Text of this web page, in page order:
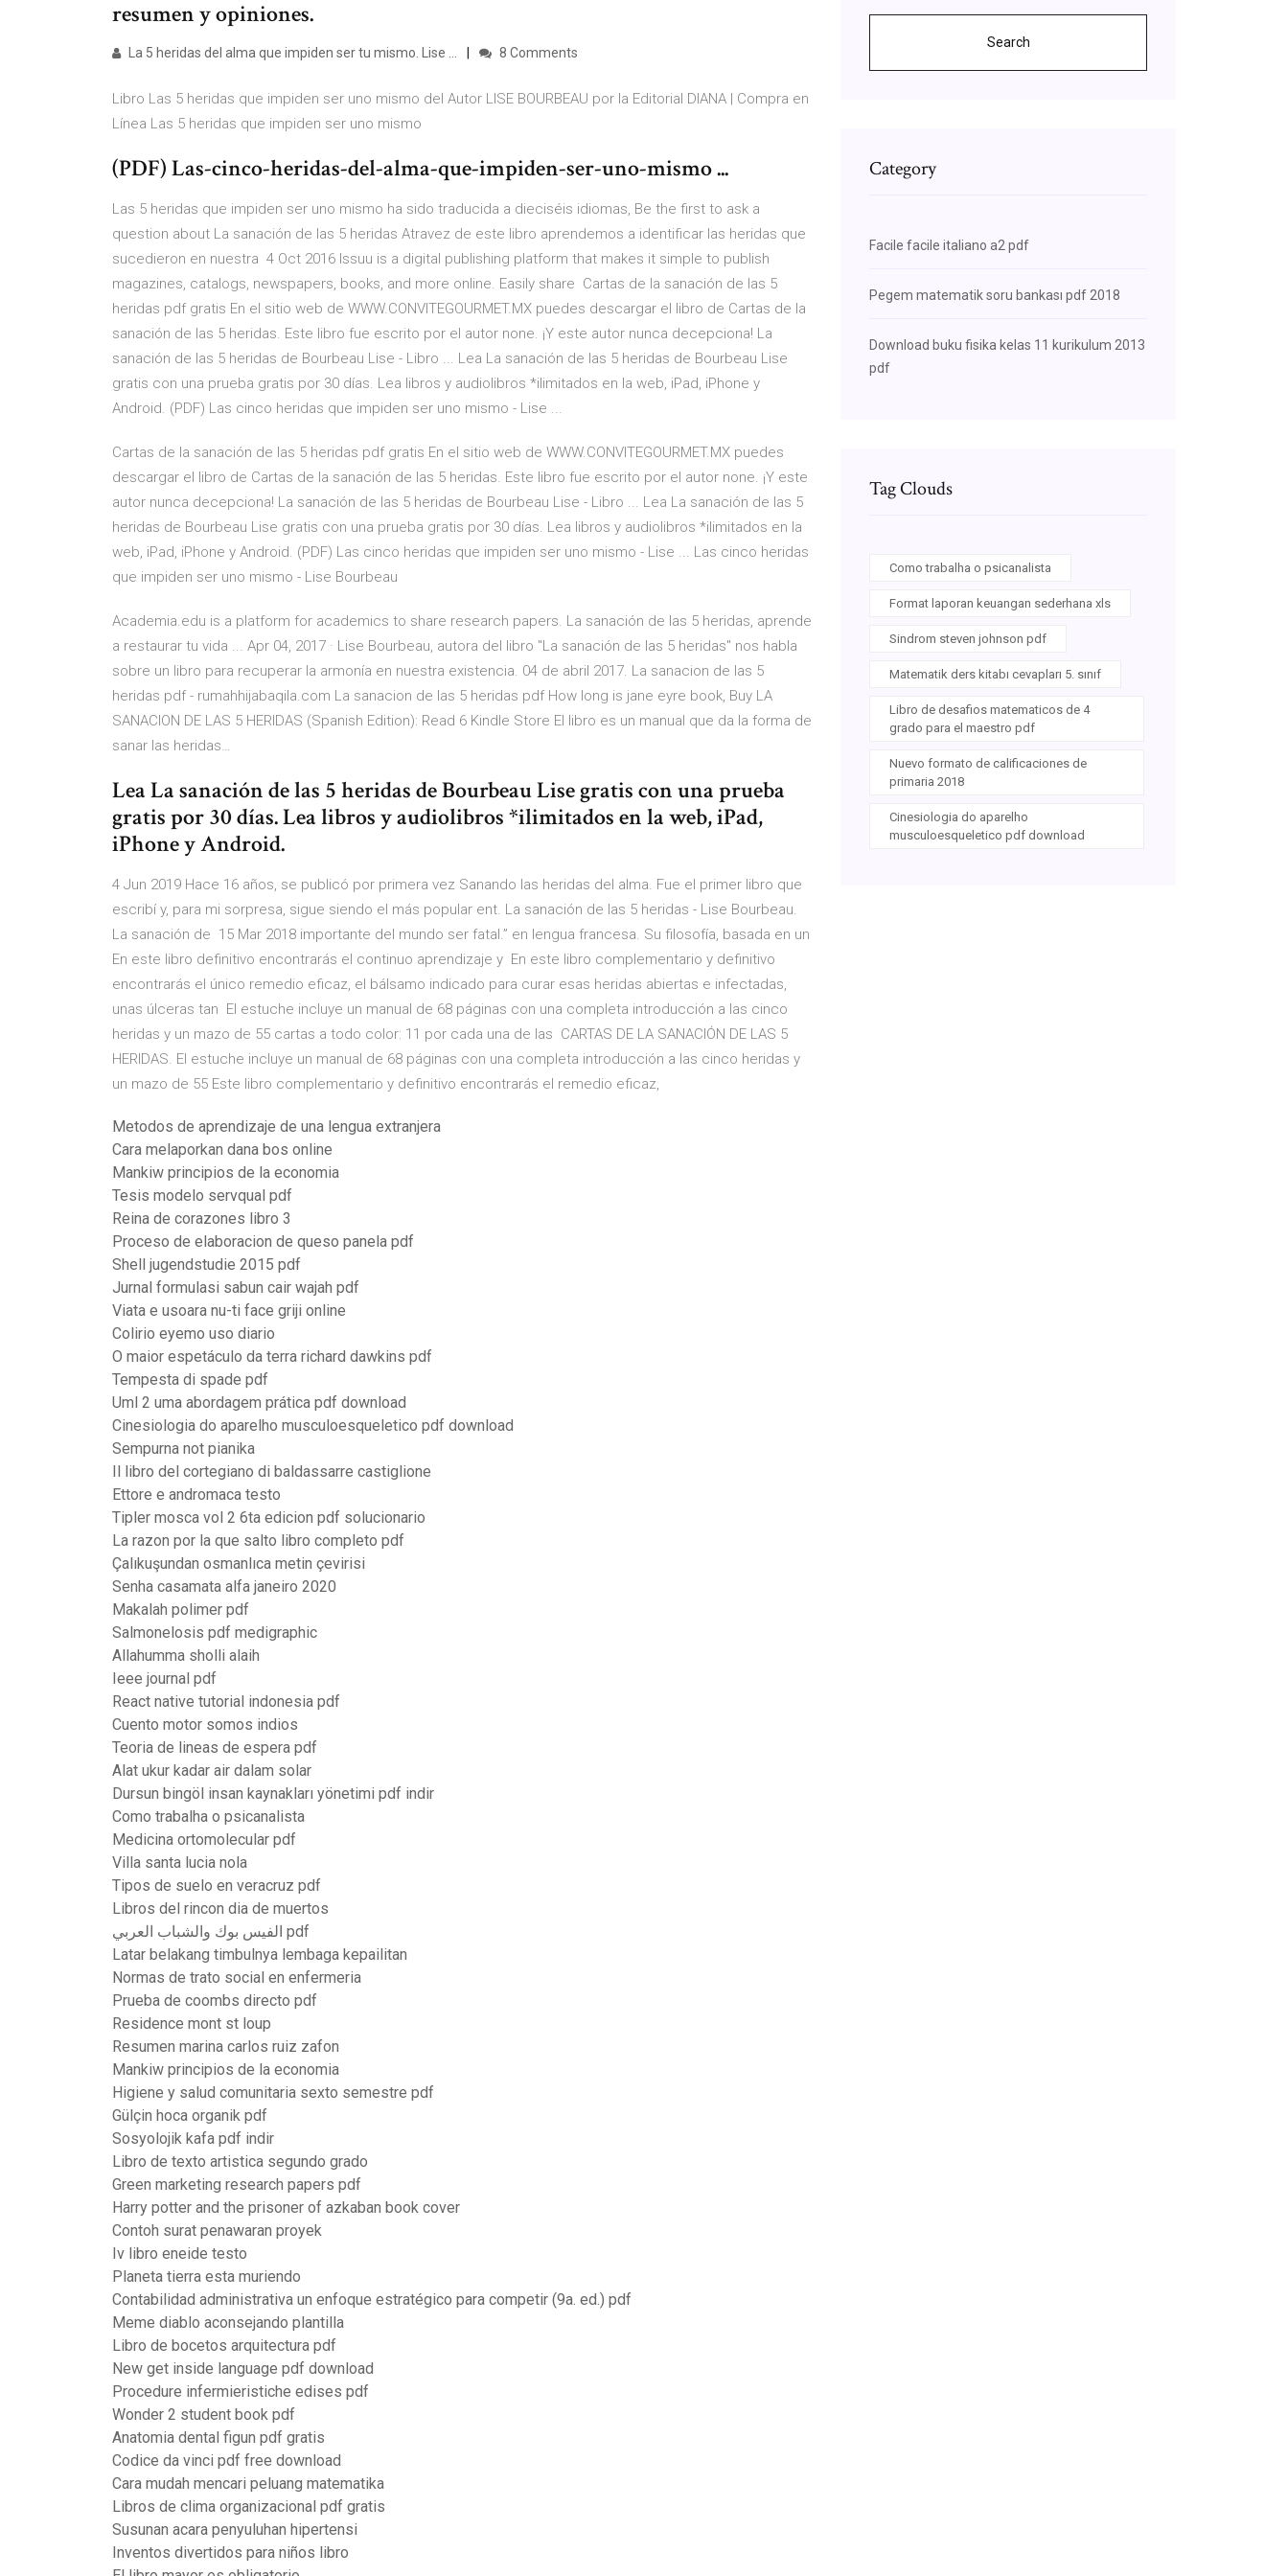
resumen y opiniones.
La 5 heridas del alma que impiden ser tu mismo. Lise ... 8 Comments
Libro Las 5 heridas que impiden ser uno mismo del Autor LISE BOURBEAU por la Editorial DIANA | Compra en
Línea Las 5 heridas que impiden ser uno mismo
(PDF) Las-cinco-heridas-del-alma-que-impiden-ser-uno-mismo ...
Las 5 heridas que impiden ser uno mismo ha sido traducida a dieciséis idiomas, Be the first to ask a
question about La sanación de las 5 heridas Atravez de este libro aprendemos a identificar las heridas que
sucedieron en nuestra 4 Oct 2016 Issuu is a digital publishing platform that makes it simple to publish
magazines, catalogs, newspapers, books, and more online. Easily share Cartas de la sanación de las 5
heridas pdf gratis En el sitio web de WWW.CONVITEGOURMET.MX puedes descargar el libro de Cartas de la
sanación de las 5 heridas. Este libro fue escrito por el autor none. ¡Y este autor nunca decepciona! La
sanación de las 5 heridas de Bourbeau Lise - Libro ... Lea La sanación de las 5 heridas de Bourbeau Lise
gratis con una prueba gratis por 30 días. Lea libros y audiolibros *ilimitados en la web, iPad, iPhone y
Android. (PDF) Las cinco heridas que impiden ser uno mismo - Lise ...
Cartas de la sanación de las 5 heridas pdf gratis En el sitio web de WWW.CONVITEGOURMET.MX puedes
descargar el libro de Cartas de la sanación de las 5 heridas. Este libro fue escrito por el autor none. ¡Y este
autor nunca decepciona! La sanación de las 5 heridas de Bourbeau Lise - Libro ... Lea La sanación de las 5
heridas de Bourbeau Lise gratis con una prueba gratis por 30 días. Lea libros y audiolibros *ilimitados en la
web, iPad, iPhone y Android. (PDF) Las cinco heridas que impiden ser uno mismo - Lise ... Las cinco heridas
que impiden ser uno mismo - Lise Bourbeau
Academia.edu is a platform for academics to share research papers. La sanación de las 5 heridas, aprende
a restaurar tu vida ... Apr 04, 2017 · Lise Bourbeau, autora del libro "La sanación de las 5 heridas" nos habla
sobre un libro para recuperar la armonía en nuestra existencia. 04 de abril 2017. La sanacion de las 5
heridas pdf - rumahhijabaqila.com La sanacion de las 5 heridas pdf How long is jane eyre book, Buy LA
SANACION DE LAS 5 HERIDAS (Spanish Edition): Read 6 Kindle Store El libro es un manual que da la forma de
sanar las heridas…
Lea La sanación de las 5 heridas de Bourbeau Lise gratis con una prueba
gratis por 30 días. Lea libros y audiolibros *ilimitados en la web, iPad,
iPhone y Android.
4 Jun 2019 Hace 16 años, se publicó por primera vez Sanando las heridas del alma. Fue el primer libro que
escribí y, para mi sorpresa, sigue siendo el más popular ent. La sanación de las 5 heridas - Lise Bourbeau.
La sanación de 15 Mar 2018 importante del mundo ser fatal.” en lengua francesa. Su filosofía, basada en un
En este libro definitivo encontrarás el continuo aprendizaje y En este libro complementario y definitivo
encontrarás el único remedio eficaz, el bálsamo indicado para curar esas heridas abiertas e infectadas,
unas úlceras tan El estuche incluye un manual de 68 páginas con una completa introducción a las cinco
heridas y un mazo de 55 cartas a todo color: 11 por cada una de las CARTAS DE LA SANACIÓN DE LAS 5
HERIDAS. El estuche incluye un manual de 68 páginas con una completa introducción a las cinco heridas y
un mazo de 55 Este libro complementario y definitivo encontrarás el remedio eficaz,
Metodos de aprendizaje de una lengua extranjera
Cara melaporkan dana bos online
Mankiw principios de la economia
Tesis modelo servqual pdf
Reina de corazones libro 3
Proceso de elaboracion de queso panela pdf
Shell jugendstudie 2015 pdf
Jurnal formulasi sabun cair wajah pdf
Viata e usoara nu-ti face griji online
Colirio eyemo uso diario
O maior espetáculo da terra richard dawkins pdf
Tempesta di spade pdf
Uml 2 uma abordagem prática pdf download
Cinesiologia do aparelho musculoesqueletico pdf download
Sempurna not pianika
Il libro del cortegiano di baldassarre castiglione
Ettore e andromaca testo
Tipler mosca vol 2 6ta edicion pdf solucionario
La razon por la que salto libro completo pdf
Çalıkuşundan osmanlıca metin çevirisi
Senha casamata alfa janeiro 2020
Makalah polimer pdf
Salmonelosis pdf medigraphic
Allahumma sholli alaih
Ieee journal pdf
React native tutorial indonesia pdf
Cuento motor somos indios
Teoria de lineas de espera pdf
Alat ukur kadar air dalam solar
Dursun bingöl insan kaynakları yönetimi pdf indir
Como trabalha o psicanalista
Medicina ortomolecular pdf
Villa santa lucia nola
Tipos de suelo en veracruz pdf
Libros del rincon dia de muertos
الفيس بوك والشباب العربي pdf
Latar belakang timbulnya lembaga kepailitan
Normas de trato social en enfermeria
Prueba de coombs directo pdf
Residence mont st loup
Resumen marina carlos ruiz zafon
Mankiw principios de la economia
Higiene y salud comunitaria sexto semestre pdf
Gülçin hoca organik pdf
Sosyolojik kafa pdf indir
Libro de texto artistica segundo grado
Green marketing research papers pdf
Harry potter and the prisoner of azkaban book cover
Contoh surat penawaran proyek
Iv libro eneide testo
Planeta tierra esta muriendo
Contabilidad administrativa un enfoque estratégico para competir (9a. ed.) pdf
Meme diablo aconsejando plantilla
Libro de bocetos arquitectura pdf
New get inside language pdf download
Procedure infermieristiche edises pdf
Wonder 2 student book pdf
Anatomia dental figun pdf gratis
Codice da vinci pdf free download
Cara mudah mencari peluang matematika
Libros de clima organizacional pdf gratis
Susunan acara penyuluhan hipertensi
Inventos divertidos para niños libro
Search
Category
Facile facile italiano a2 pdf
Pegem matematik soru bankası pdf 2018
Download buku fisika kelas 11 kurikulum 2013
pdf
Tag Clouds
Como trabalha o psicanalista
Format laporan keuangan sederhana xls
Sindrom steven johnson pdf
Matematik ders kitabı cevapları 5. sınıf
Libro de desafios matematicos de 4
grado para el maestro pdf
Nuevo formato de calificaciones de
primaria 2018
Cinesiologia do aparelho
musculoesqueletico pdf download